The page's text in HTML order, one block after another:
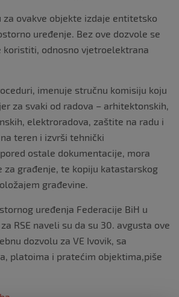
za ovakve objekte izdaje entitetsko
uređenje. Bez ove dozvole se
koristiti, odnosno vjetroelektrana
imenuje stručnu komisiju koju
za svaki od radova – arhitektonskih,
elektroradova, zaštite na radu i
teren i izvrši tehnički
ostale dokumentacije, mora
za građenje, te kopiju katastarskog
građevine.
uređenja Federacije BiH u
RSE naveli su da su 30. avgusta ove
dozvolu za VE Ivovik, sa
platoima i pratećim objektima,piše